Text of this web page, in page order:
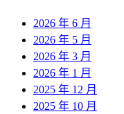
2026 年 6 月
2026 年 5 月
2026 年 3 月
2026 年 1 月
2025 年 12 月
2025 年 10 月